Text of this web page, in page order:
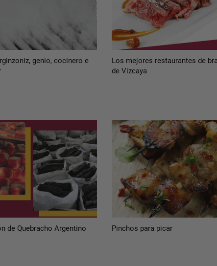
genio, cocinero e
Los mejores restaurantes de
de Vizcaya
de Quebracho Argentino Pinchos para picar